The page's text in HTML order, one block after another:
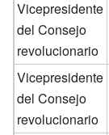
Vicepresidente
del Consejo
revolucionario
Vicepresidente
del Consejo
revolucionario